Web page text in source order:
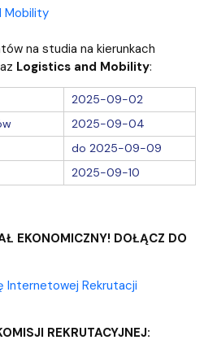
Mobility
na studia na kierunkach
Logistics and Mobility:
2025-09-02
2025-09-04
do 2025-09-09
2025-09-10
EKONOMICZNY! DOŁĄCZ DO
Internetowej Rekrutacji
REKRUTACYJNEJ: